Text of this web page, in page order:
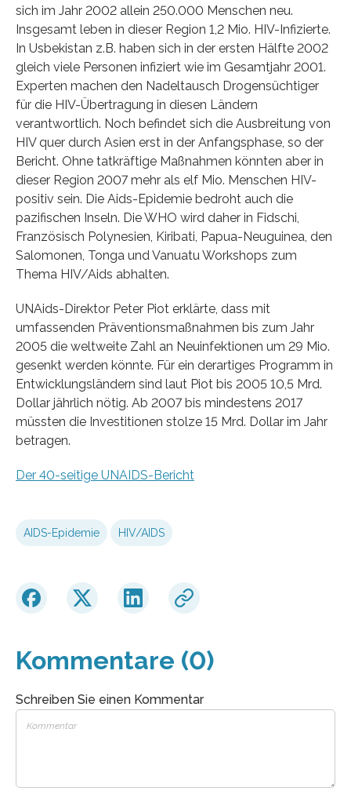
sich im Jahr 2002 allein 250.000 Menschen neu.
Insgesamt leben in dieser Region 1,2 Mio. HIV-Infizierte.
In Usbekistan z.B. haben sich in der ersten Hälfte 2002
gleich viele Personen infiziert wie im Gesamtjahr 2001.
Experten machen den Nadeltausch Drogensüchtiger
für die HIV-Übertragung in diesen Ländern
verantwortlich. Noch befindet sich die Ausbreitung von
HIV quer durch Asien erst in der Anfangsphase, so der
Bericht. Ohne tatkräftige Maßnahmen könnten aber in
dieser Region 2007 mehr als elf Mio. Menschen HIV-
positiv sein. Die Aids-Epidemie bedroht auch die
pazifischen Inseln. Die WHO wird daher in Fidschi,
Französisch Polynesien, Kiribati, Papua-Neuguinea, den
Salomonen, Tonga und Vanuatu Workshops zum
Thema HIV/Aids abhalten.
UNAids-Direktor Peter Piot erklärte, dass mit
umfassenden Präventionsmaßnahmen bis zum Jahr
2005 die weltweite Zahl an Neuinfektionen um 29 Mio.
gesenkt werden könnte. Für ein derartiges Programm in
Entwicklungsländern sind laut Piot bis 2005 10,5 Mrd.
Dollar jährlich nötig. Ab 2007 bis mindestens 2017
müssten die Investitionen stolze 15 Mrd. Dollar im Jahr
betragen.
Der 40-seitige UNAIDS-Bericht
AIDS-Epidemie HIV/AIDS
Kommentare (0)
Schreiben Sie einen Kommentar